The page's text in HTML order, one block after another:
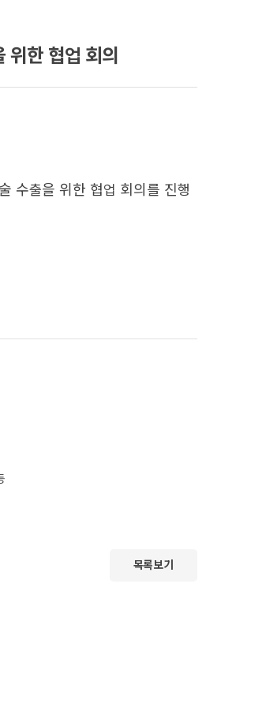
한 협업 회의
수출을 위한 협업 회의를 진행
목록보기